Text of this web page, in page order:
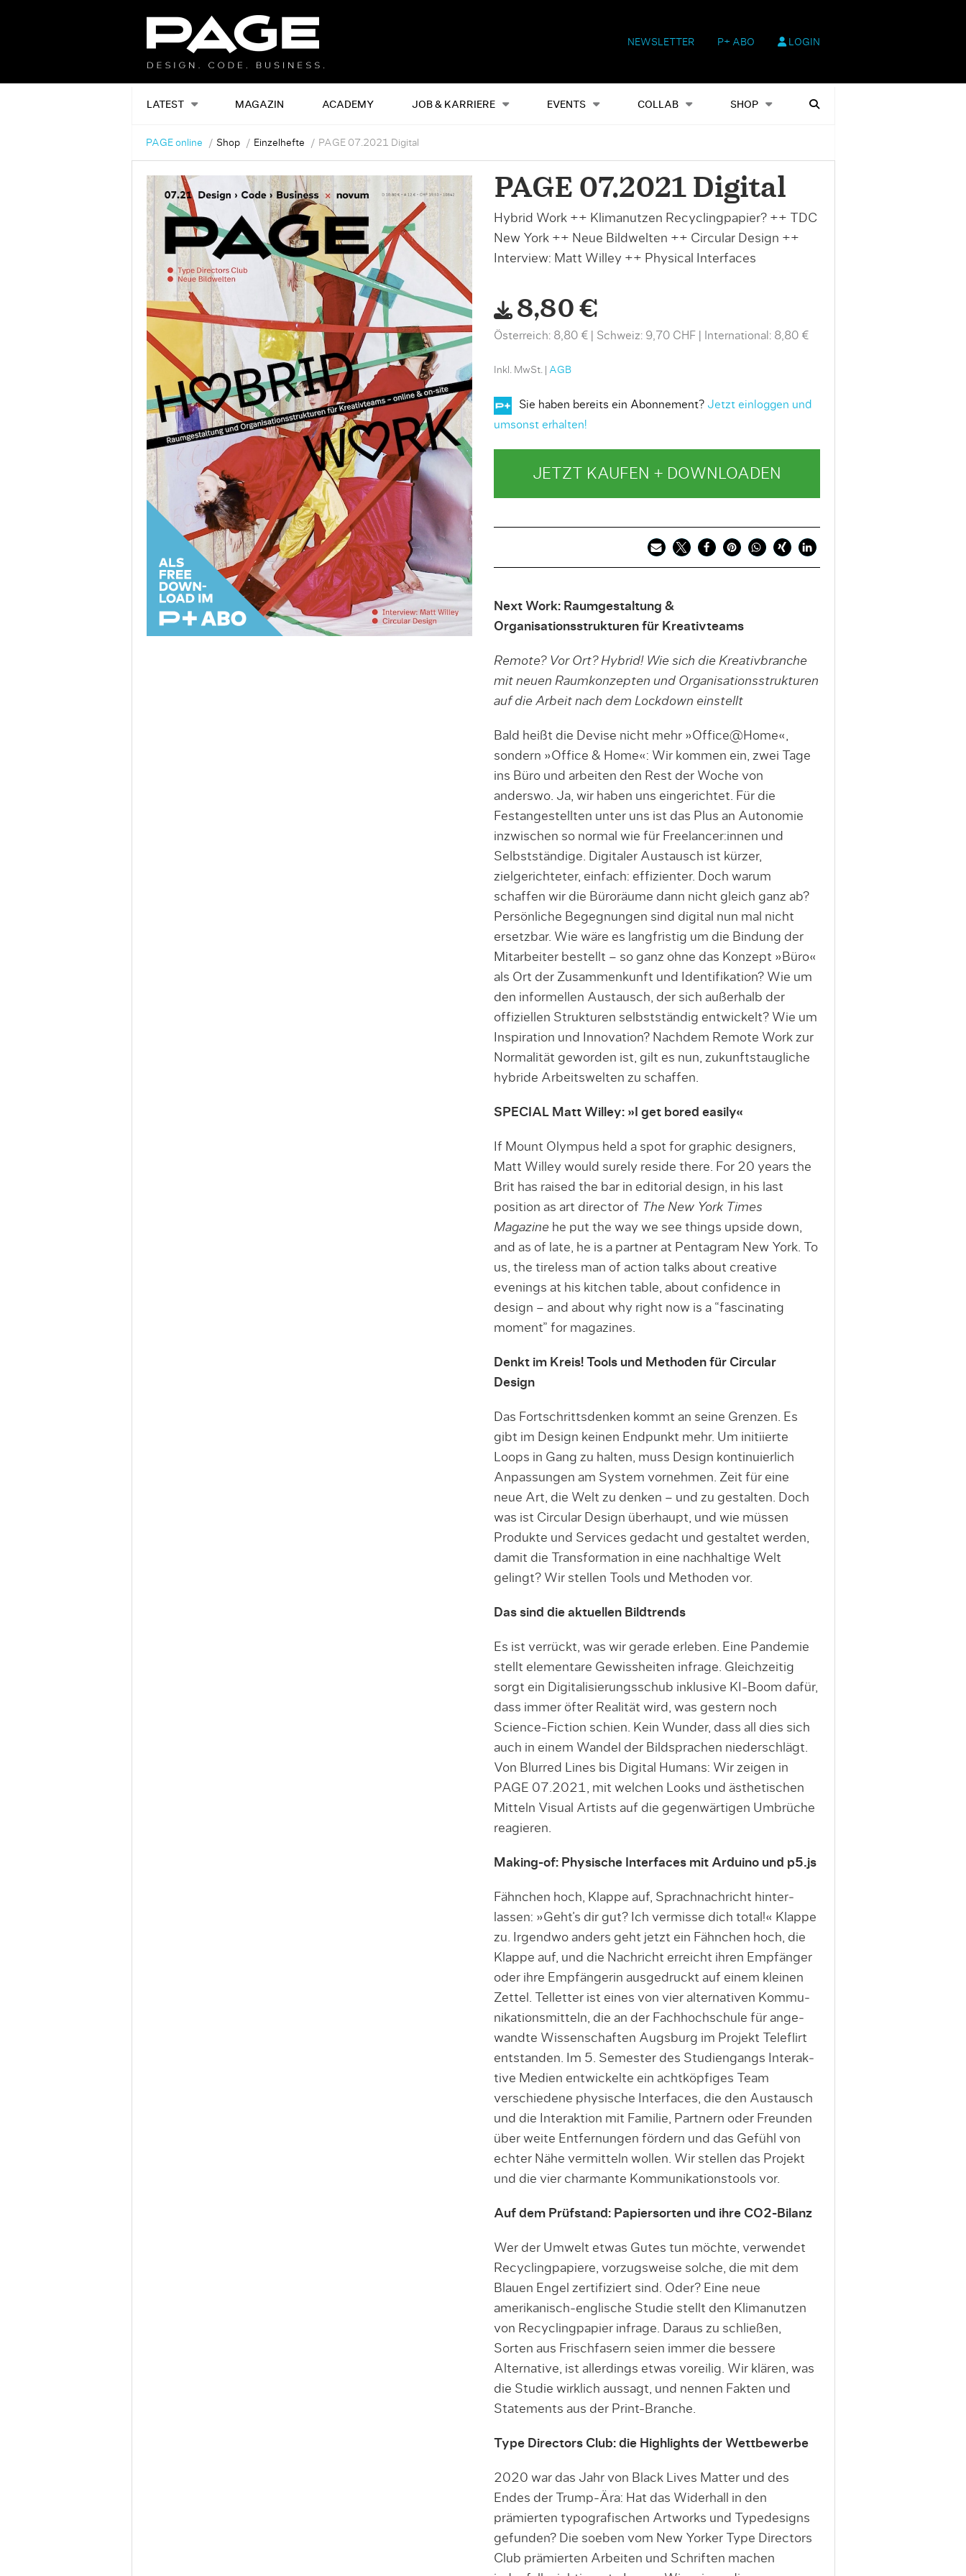
NEWSLETTER P+ ABO LOGIN
LATEST MAGAZIN ACADEMY JOB & KARRIERE EVENTS COLLAB SHOP
Alles Events Shop Heftausgaben Suchen
PAGE online Shop Einzelhefte PAGE 07.2021 Digital
PAGE 07.2021 Digital
Hybrid Work ++ Klimanutzen Recyclingpapier? ++ TDC
New York ++ Neue Bildwelten ++ Circular Design ++
Interview: Matt Willey ++ Physical Interfaces
8,80 €
Österreich: 8,80 € Schweiz: 9,70 CHF International: 8,80 €
Inkl. MwSt. | AGB
Sie haben bereits ein Abonnement? Jetzt einloggen und
umsonst erhalten!
JETZT KAUFEN + DOWNLOADEN
Next Work: Raumgestaltung &
Organisationsstrukturen für Kreativteams
Remote? Vor Ort? Hybrid! Wie sich die Kreativbranche
mit neuen Raumkonzepten und Organisationsstrukturen
auf die Arbeit nach dem Lockdown einstellt
Bald heißt die Devise nicht mehr »Office@Home«,
sondern »Office & Home«: Wir kommen ein, zwei Tage
ins Büro und arbeiten den Rest der Woche von
anderswo. Ja, wir haben uns eingerichtet. Für die
Festangestellten unter uns ist das Plus an Autonomie
inzwischen so normal wie für Freelancer:innen und
Selbstständige. Digitaler Austausch ist kürzer,
zielgerichteter, einfach: effizienter. Doch warum
schaffen wir die Büroräume dann nicht gleich ganz ab?
Persönliche Begegnungen sind digital nun mal nicht
ersetzbar. Wie wäre es langfristig um die Bindung der
Mitarbeiter bestellt – so ganz ohne das Konzept »Büro«
als Ort der Zusammenkunft und Identifikation? Wie um
den informellen Austausch, der sich außerhalb der
offiziellen Strukturen selbstständig entwickelt? Wie um
Inspiration und Innovation? Nachdem Remote Work zur
Normalität geworden ist, gilt es nun, zukunftstaugliche
hybride Arbeitswelten zu schaffen.
SPECIAL Matt Willey: »I get bored easily«
If Mount Olympus held a spot for graphic designers,
Matt Willey would surely reside there. For 20 years the
Brit has raised the bar in editorial design, in his last
position as art director of The New York Times
Magazine he put the way we see things upside down,
and as of late, he is a partner at Pentagram New York. To
us, the tireless man of action talks about creative
evenings at his kitchen table, about confidence in
design – and about why right now is a “fascinating
moment” for magazines.
Denkt im Kreis! Tools und Methoden für Circular
Design
Das Fortschrittsdenken kommt an seine Grenzen. Es
gibt im Design keinen Endpunkt mehr. Um initiierte
Loops in Gang zu halten, muss Design kontinuierlich
Anpassungen am System vornehmen. Zeit für eine
neue Art, die Welt zu denken – und zu gestalten. Doch
was ist Circular Design überhaupt, und wie müssen
Produkte und Services gedacht und gestaltet werden,
damit die Transformation in eine nachhaltige Welt
gelingt? Wir stellen Tools und Methoden vor.
Das sind die aktuellen Bildtrends
Es ist verrückt, was wir gerade erleben. Eine Pan­demie
stellt elementare Gewissheiten infrage. Gleich­zeitig
sorgt ein Digitalisierungsschub inklusive KI­-Boom dafür,
dass immer öfter Realität wird, was gestern noch
Science-­Fiction schien. Kein Wunder, dass all dies sich
auch in einem Wandel der Bild­sprachen niederschlägt.
Von Blurred Lines bis Digital Humans: Wir zeigen in
PAGE 07.2021, mit welchen Looks und ästhetischen
Mitteln Visual Artists auf die gegenwärtigen Umbrüche
reagieren.
Making-of: Physische Interfaces mit Arduino und p5.js
Fähnchen hoch, Klappe auf, Sprachnachricht hinter­
lassen: »Geht’s dir gut? Ich vermisse dich total!« Klappe
zu. Irgendwo anders geht jetzt ein Fähnchen hoch, die
Klappe auf, und die Nachricht erreicht ihren Empfänger
oder ihre Empfängerin ausgedruckt auf einem kleinen
Zettel. Telletter ist eines von vier alternativen Kommu­
nikationsmitteln, die an der Fachhochschule für ange­
wandte Wissenschaften Augsburg im Projekt Teleflirt
entstanden. Im 5. Semester des Studiengangs Interak­
tive Medien entwickelte ein achtköpfiges Team
verschiedene physische Interfaces, die den Austausch
und die Interaktion mit Familie, Part­nern oder Freunden
über weite Entfernungen fördern und das Gefühl von
echter Nähe vermitteln wollen. Wir stellen das Projekt
und die vier charmante Kommunikationstools vor.
Auf dem Prüfstand: Papiersorten und ihre CO2-Bilanz
Wer der Umwelt et­was Gutes tun möchte, verwendet
Recyclingpapiere, vorzugsweise solche, die mit dem
Blauen Engel zertifiziert sind. Oder? Eine neue
amerikanisch-englische Studie stellt den Klimanutzen
von Recyclingpapier infrage. Daraus zu schließen,
Sorten aus Frischfasern seien immer die bessere
Alternative, ist allerdings etwas voreilig. Wir klären, was
die Studie wirklich aussagt, und nennen Fakten und
Statements aus der Print-Branche.
Type Directors Club: die Highlights der Wettbewerbe
2020 war das Jahr von Black Lives Matter und des
Endes der Trump-Ära: Hat das Widerhall in den
prämierten typografischen Artworks und Typedesigns
gefunden? Die soeben vom New Yorker Type Directors
Club prämierten Arbeiten und Schriften machen